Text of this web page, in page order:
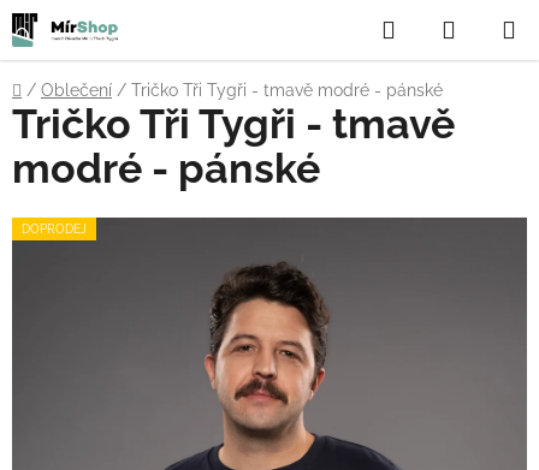
Přejít
na
obsah
Hledat
KOŠÍK
Domů
/ Oblečení / Tričko Tři Tygři - tmavě modré - pánské
Tričko Tři Tygři - tmavě
modré - pánské
DOPRODEJ